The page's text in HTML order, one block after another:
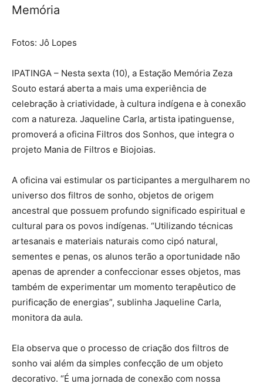
Memória
Fotos: Jô Lopes
IPATINGA – Nesta sexta (10), a Estação Memória Zeza
Souto estará aberta a mais uma experiência de
celebração à criatividade, à cultura indígena e à conexão
com a natureza. Jaqueline Carla, artista ipatinguense,
promoverá a oficina Filtros dos Sonhos, que integra o
projeto Mania de Filtros e Biojoias.
A oficina vai estimular os participantes a mergulharem no
universo dos filtros de sonho, objetos de origem
ancestral que possuem profundo significado espiritual e
cultural para os povos indígenas. “Utilizando técnicas
artesanais e materiais naturais como cipó natural,
sementes e penas, os alunos terão a oportunidade não
apenas de aprender a confeccionar esses objetos, mas
também de experimentar um momento terapêutico de
purificação de energias”, sublinha Jaqueline Carla,
monitora da aula.
Ela observa que o processo de criação dos filtros de
sonho vai além da simples confecção de um objeto
decorativo. “É uma jornada de conexão com nossa